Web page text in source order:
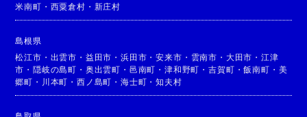
米南町 ・ 西粟倉村 ・ 新庄村
島根県
松江市 ・ 出雲市 ・ 益田市 ・浜田市 ・安来市 ・ 雲南市 ・ 大田市 ・ 江津
市 ・隠岐の島町 ・ 奥出雲町 ・ 邑南町 ・津和野町 ・吉賀町 ・飯南町 ・ 美
郷町 ・ 川本町 ・西ノ島町 ・海士町 ・知夫村